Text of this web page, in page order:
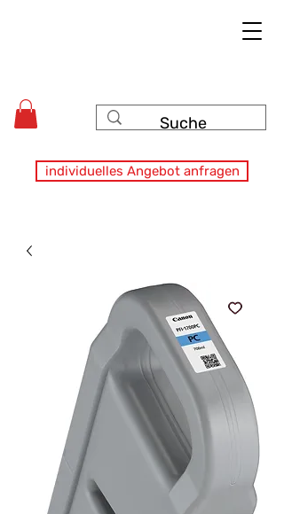
individuelles Angebot anfragen